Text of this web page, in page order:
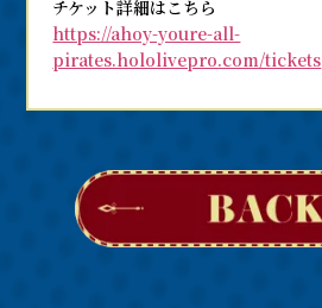
チケット詳細はこちら
https://ahoy-youre-all-
pirates.hololivepro.com/tickets